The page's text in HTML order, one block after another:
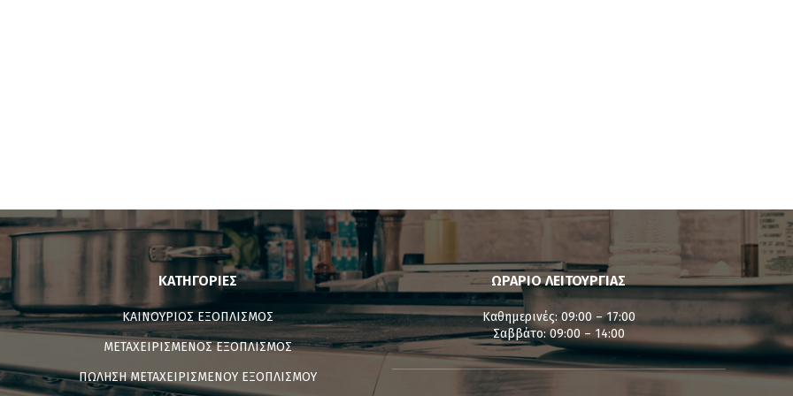
ΚΑΤΗΓΟΡΊΕΣ
ΚΑΙΝΟΥΡΙΟΣ ΕΞΟΠΛΙΣΜΟΣ
ΜΕΤΑΧΕΙΡΙΣΜΕΝΟΣ ΕΞΟΠΛΙΣΜΟΣ
ΠΩΛΗΣΗ ΜΕΤΑΧΕΙΡΙΣΜΕΝΟΥ ΕΞΟΠΛΙΣΜΟΥ
ΩΡΑΡΙΟ ΛΕΙΤΟΥΡΓΙΑΣ
Καθημερινές: 09:00 – 17:00
Σαββάτο: 09:00 – 14:00